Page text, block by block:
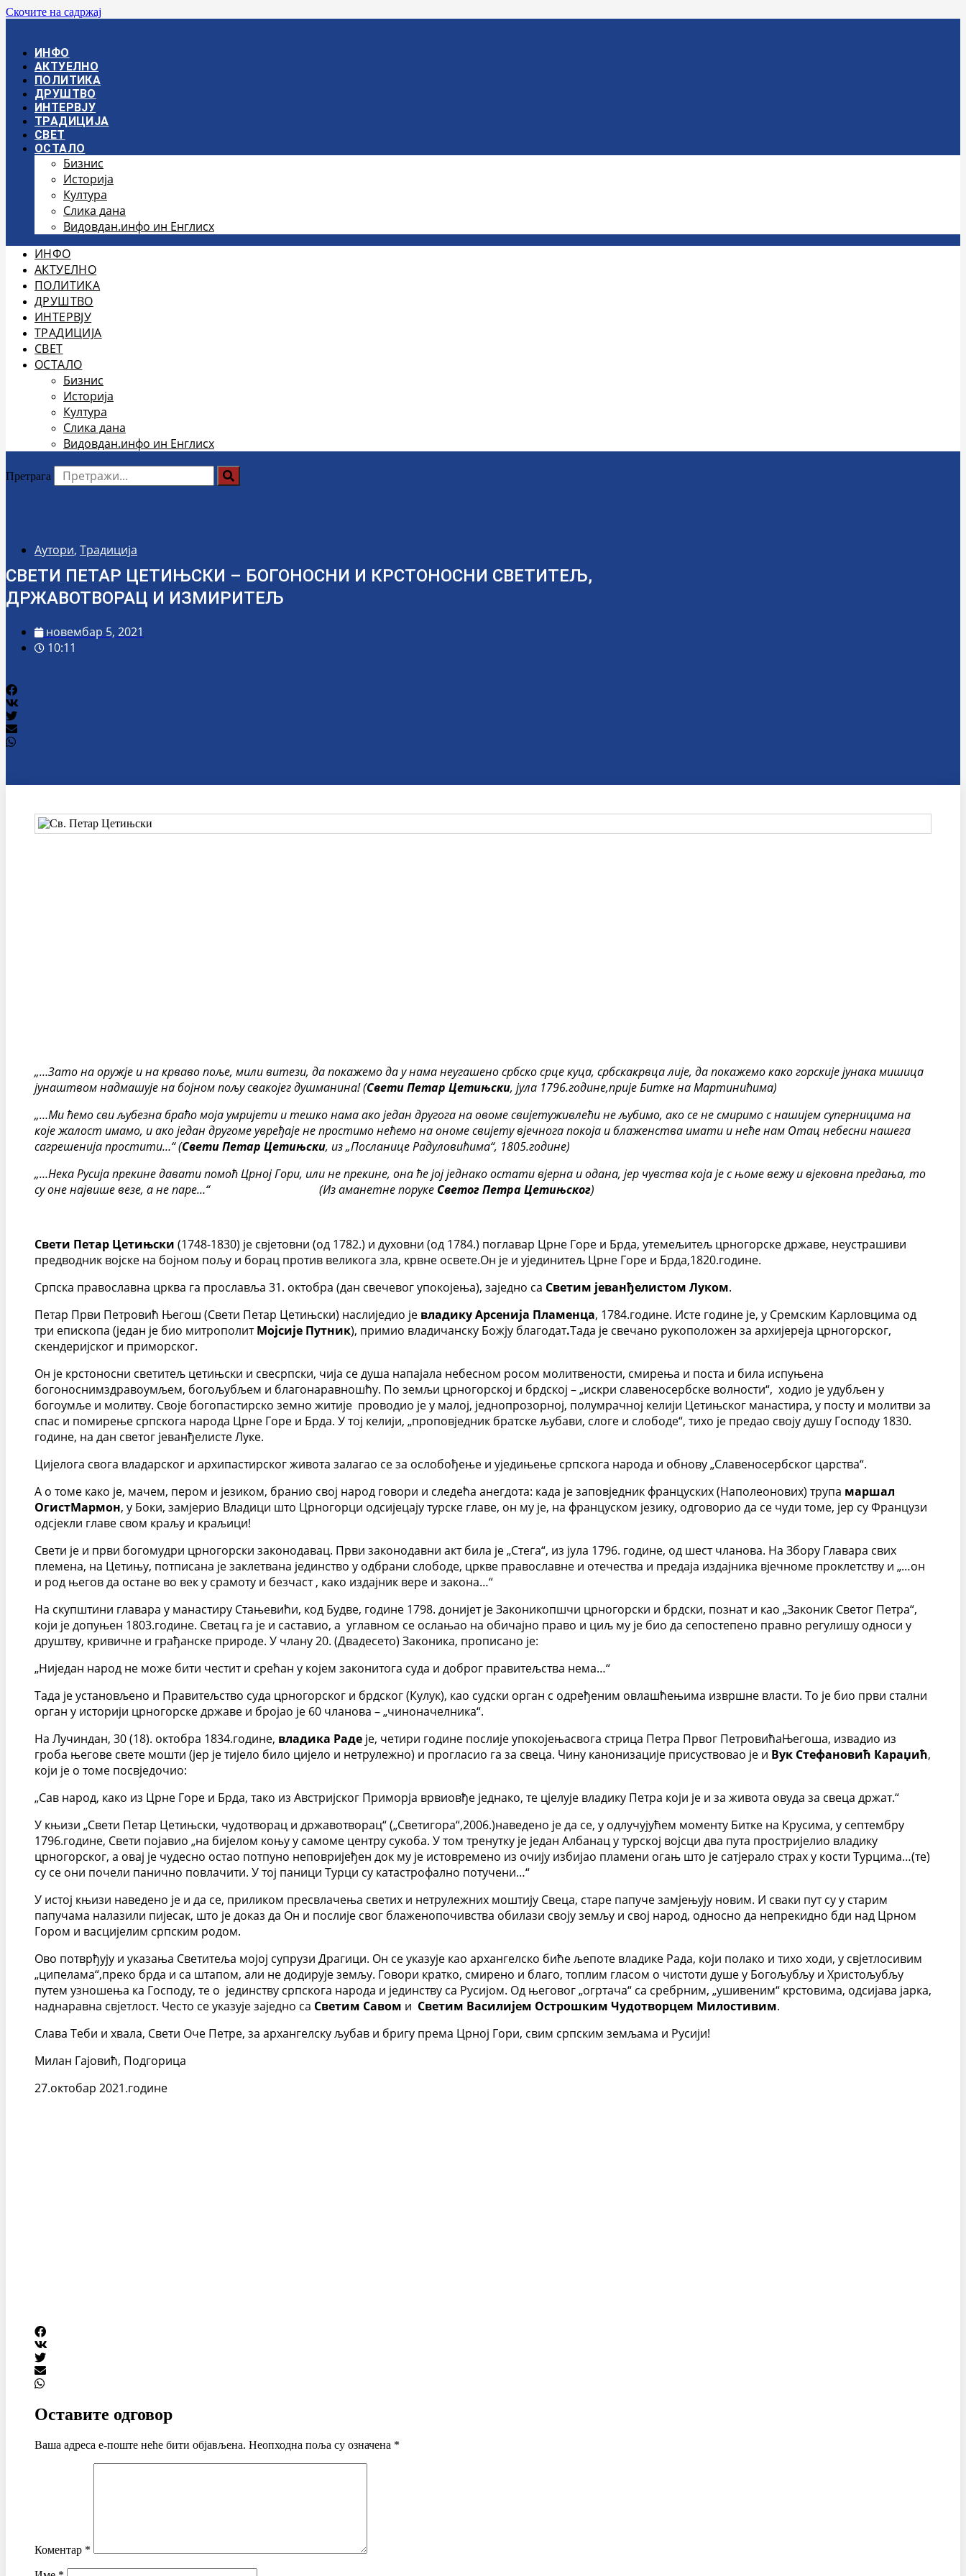
Скочите на садржај
ИНФО
АКТУЕЛНО
ПОЛИТИКА
ДРУШТВО
ИНТЕРВЈУ
ТРАДИЦИЈА
СВЕТ
ОСТАЛО
Бизнис
Историја
Култура
Слика дана
Видовдан.инфо ин Енглисх
ИНФО
АКТУЕЛНО
ПОЛИТИКА
ДРУШТВО
ИНТЕРВЈУ
ТРАДИЦИЈА
СВЕТ
ОСТАЛО
Бизнис
Историја
Култура
Слика дана
Видовдан.инфо ин Енглисх
Претрага
Аутори, Традиција
СВЕТИ ПЕТАР ЦЕТИЊСКИ – БОГОНОСНИ И КРСТОНОСНИ СВЕТИТЕЉ,
ДРЖАВОТВОРАЦ И ИЗМИРИТЕЉ
новембар 5, 2021
10:11
„…Зато на оружје и на крваво поље, мили витези, да покажемо да у нама неугашено србско срце куца, србскакрвца лије, да покажемо како горскије јунака мишица
јунаштвом надмашује на бојном пољу свакојег душманина! (Свети Петар Цетињски, јула 1796.године,прије Битке на Мартинићима)
„…Ми ћемо сви љубезна браћо моја умријети и тешко нама ако један другога на овоме свијетуживлећи не љубимо, ако се не смиримо с нашијем суперницима на
које жалост имамо, и ако један другоме увређаје не простимо нећемо на ономе свијету вјечнога покоја и блаженства имати и неће нам Отац небесни нашега
сагрешенија простити…“ (Свети Петар Цетињски, из „Посланице Радуловићима“, 1805.године)
„…Нека Русија прекине давати помоћ Црној Гори, или не прекине, она ће јој једнако остати вјерна и одана, јер чувства која је с њоме вежу и вјековна предања, то
су оне највише везе, а не паре…“ (Из аманетне поруке Светог Петра Цетињског)
Свети Петар Цетињски (1748-1830) је свјетовни (од 1782.) и духовни (од 1784.) поглавар Црне Горе и Брда, утемељитељ црногорске државе, неустрашиви
предводник војске на бојном пољу и борац против великога зла, крвне освете.Он је и ујединитељ Црне Горе и Брда,1820.године.
Српска православна црква га прославља 31. октобра (дан свечевог упокојења), заједно са Светим јеванђелистом Луком.
Петар Први Петровић Његош (Свети Петар Цетињски) наслиједио је владику Арсенија Пламенца, 1784.године. Исте године је, у Сремским Карловцима од
три епископа (један је био митрополитМојсије Путник), примио владичанску Божју благодат.Тада је свечано рукоположен за архијереја црногорског,
скендеријског и приморског.
Он је крстоносни светитељ цетињски и свесрпски, чија се душа напајала небесном росом молитвености, смирења и поста и била испуњена
богоноснимздравоумљем, богољубљем и благонаравношћу. По земљи црногорској и брдској – „искри славеносербске волности“, ходио је удубљен у
богоумље и молитву. Своје богопастирско земно житије проводио је у малој, једнопрозорној, полумрачној келији Цетињског манастира, у посту и молитви за
спас и помирење српскога народа Црне Горе и Брда. У тој келији, „проповједник братске љубави, слоге и слободе“, тихо је предао своју душу Господу 1830.
године, на дан светог јеванђелисте Луке.
Цијелога свога владарског и архипастирског живота залагао се за ослобођење и уједињење српскога народа и обнову „Славеносербског царства“.
А о томе како је, мачем, пером и језиком, бранио свој народ говори и следећа анегдота: када је заповједник француских (Наполеонових) трупа маршал
ОгистМармон, у Боки, замјерио Владици што Црногорци одсијецају турске главе, он му је, на француском језику, одговорио да се чуди томе, јер су Французи
одсјекли главе свом краљу и краљици!
Свети је и први богомудри црногорски законодавац. Први законодавни акт била је „Стега“, из јула 1796. године, од шест чланова. На Збору Главара свих
племена, на Цетињу, потписана је заклетвана јединство у одбрани слободе, цркве православне и отечества и предаја издајника вјечноме проклетству и „…он
и род његов да остане во век у срамоту и безчаст , како издајник вере и закона…“
На скупштини главара у манастиру Стањевићи, код Будве, године 1798. донијет је Законикопшчи црногорски и брдски, познат и као „Законик Светог Петра“,
који је допуњен 1803.године. Светац га је и саставио, а углавном се ослањао на обичајно право и циљ му је био да сепостепено правно регулишу односи у
друштву, кривичне и грађанске природе. У члану 20. (Двадесето) Законика, прописано је:
„Ниједан народ не може бити честит и срећан у којем законитога суда и доброг правитељства нема…“
Тада је установљено и Правитељство суда црногорског и брдског (Кулук), као судски орган с одређеним овлашћењима извршне власти. То је био први стални
орган у историји црногорске државе и бројао је 60 чланова – „чиноначелника“.
На Лучиндан, 30 (18). октобра 1834.године, владика Раде је, четири године послије упокојењасвога стрица Петра Првог ПетровићаЊегоша, извадио из
гроба његове свете мошти (јер је тијело било цијело и нетрулежно) и прогласио га за свеца. Чину канонизације присуствовао је и Вук Стефановић Караџић,
који је о томе посвједочио:
„Сав народ, како из Црне Горе и Брда, тако из Австријског Приморја врвиовђе једнако, те цјелује владику Петра који је и за живота овуда за свеца држат.“
У књизи „Свети Петар Цетињски, чудотворац и државотворац“ („Светигора“,2006.)наведено је да се, у одлучујућем моменту Битке на Крусима, у септембру
1796.године, Свети појавио „на бијелом коњу у самоме центру сукоба. У том тренутку је један Албанац у турској војсци два пута простријелио владику
црногорског, а овај је чудесно остао потпуно неповријеђен док му је истовремено из очију избијао пламени огањ што је сатјерало страх у кости Турцима…(те)
су се они почели панично повлачити. У тој паници Турци су катастрофално потучени…“
У истој књизи наведено је и да се, приликом пресвлачења светих и нетрулежних моштију Свеца, старе папуче замјењују новим. И сваки пут су у старим
папучама налазили пијесак, што је доказ да Он и послије свог блаженопочивства обилази своју земљу и свој народ, односно да непрекидно бди над Црном
Гором и васцијелим српским родом.
Ово потврђују и указања Светитеља мојој супрузи Драгици. Он се указује као архангелско биће љепоте владике Рада, који полако и тихо ходи, у свјетлосивим
„ципелама“,преко брда и са штапом, али не додирује земљу. Говори кратко, смирено и благо, топлим гласом о чистоти душе у Богољубљу и Христољубљу
путем узношења ка Господу, те о јединству српскога народа и јединству са Русијом. Од његовог „огртача“ са сребрним, „ушивеним“ крстовима, одсијава јарка,
наднаравна свјетлост. Често се указује заједно са Светим Савом и Светим Василијем Острошким Чудотворцем Милостивим.
Слава Теби и хвала, Свети Оче Петре, за архангелску љубав и бригу према Црној Гори, свим српским земљама и Русији!
Милан Гајовић, Подгорица
27.октобар 2021.године
Оставите одговор
Ваша адреса е-поште неће бити објављена. Неопходна поља су означена *
Коментар *